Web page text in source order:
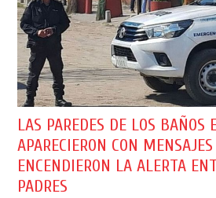
LAS PAREDES DE LOS BAÑOS
APARECIERON CON
ENCENDIERON LA ALERTA
PADRES